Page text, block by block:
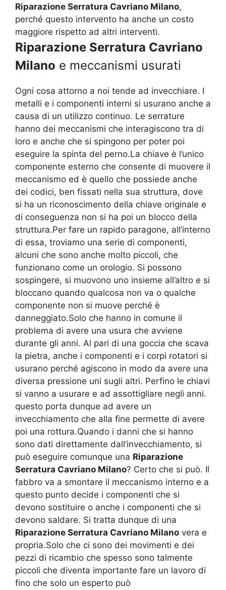
Riparazione Serratura Cavriano Milano,
perché questo intervento ha anche un costo
maggiore rispetto ad altri interventi.
Riparazione Serratura Cavriano
Milano e meccanismi usurati
Ogni cosa attorno a noi tende ad invecchiare. I
metalli e i componenti interni si usurano anche a
causa di un utilizzo continuo. Le serrature
hanno dei meccanismi che interagiscono tra di
loro e anche che si spingono per poter poi
eseguire la spinta del perno.La chiave è l’unico
componente esterno che consente di muovere il
meccanismo ed è quello che possiede anche
dei codici, ben fissati nella sua struttura, dove
si ha un riconoscimento della chiave originale e
di conseguenza non si ha poi un blocco della
struttura.Per fare un rapido paragone, all’interno
di essa, troviamo una serie di componenti,
alcuni che sono anche molto piccoli, che
funzionano come un orologio. Si possono
sospingere, si muovono uno insieme all’altro e si
bloccano quando qualcosa non va o qualche
componente non si muove perché è
danneggiato.Solo che hanno in comune il
problema di avere una usura che avviene
durante gli anni. Al pari di una goccia che scava
la pietra, anche i componenti e i corpi rotatori si
usurano perché agiscono in modo da avere una
diversa pressione uni sugli altri. Perfino le chiavi
si vanno a usurare e ad assottigliare negli anni.
questo porta dunque ad avere un
invecchiamento che alla fine permette di avere
poi una rottura.Quando i danni che si hanno
sono dati direttamente dall’invecchiamento, si
può eseguire comunque una Riparazione
Serratura Cavriano Milano? Certo che si può. Il
fabbro va a smontare il meccanismo interno e a
questo punto decide i componenti che si
devono sostituire o anche i componenti che si
devono saldare. Si tratta dunque di una
Riparazione Serratura Cavriano Milano vera e
propria.Solo che ci sono dei movimenti e dei
pezzi di ricambio che spesso sono talmente
piccoli che diventa importante fare un lavoro di
fino che solo un esperto può